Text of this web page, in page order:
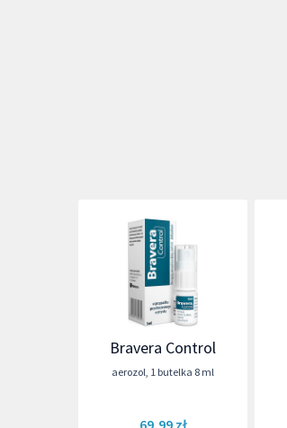
Bravera Control
aerozol 1 butelka 8 ml
69,99 zł